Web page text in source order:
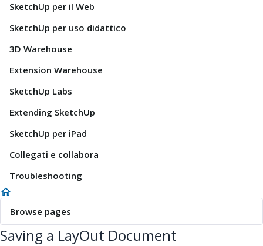
SketchUp per il Web
SketchUp per uso didattico
3D Warehouse
Extension Warehouse
SketchUp Labs
Extending SketchUp
SketchUp per iPad
Collegati e collabora
Troubleshooting
Browse pages
Saving a LayOut Document